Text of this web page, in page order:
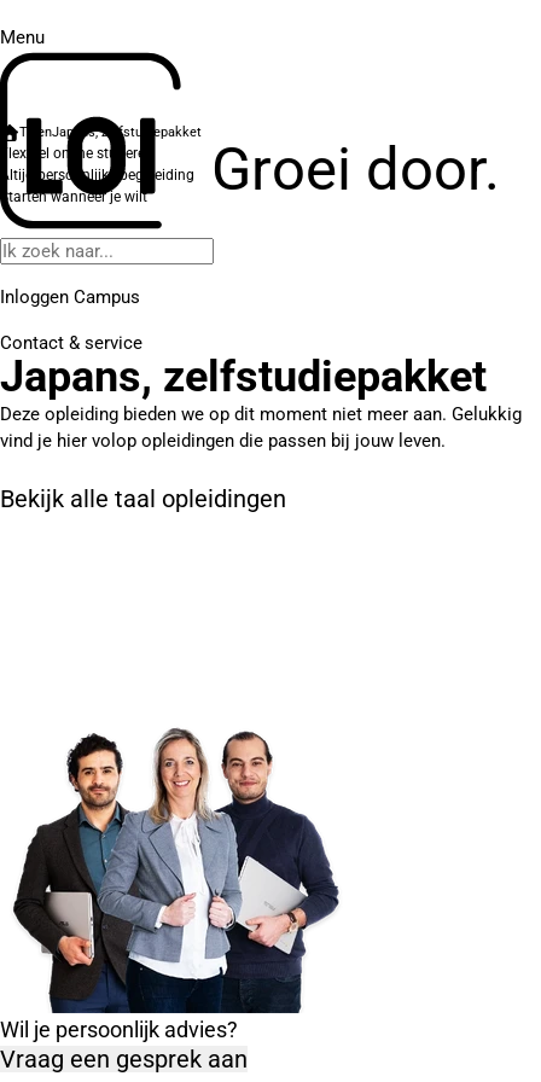
Menu
Groei door.
Inloggen Campus
Contact & service
TalenJapans, zelfstudiepakket
Flexibel online studeren
Altijd persoonlijke begeleiding
Starten wanneer je wilt
Japans, zelfstudiepakket
Deze opleiding bieden we op dit moment niet meer aan. Gelukkig
vind je hier volop opleidingen die passen bij jouw leven.
Bekijk alle taal opleidingen
Wil je persoonlijk advies?
Vraag een gesprek aan